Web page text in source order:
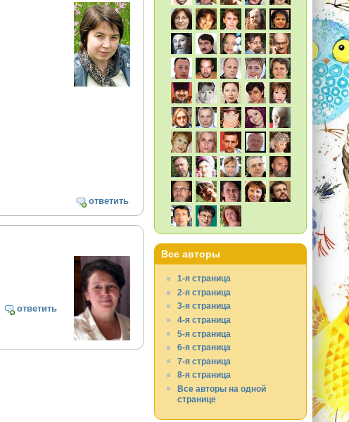
ответить
ответить
Все авторы
1-я страница
2-я страница
3-я страница
4-я страница
5-я страница
6-я страница
7-я страница
8-я страница
Все авторы на одной
странице